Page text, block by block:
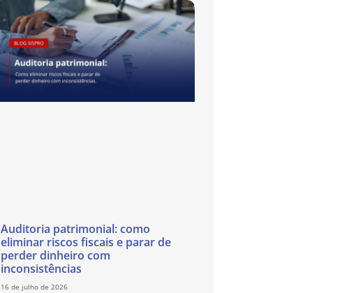
Auditoria patrimonial: como
eliminar riscos fiscais e parar de
perder dinheiro com
inconsistências
16 de julho de 2026